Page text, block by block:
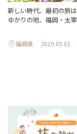
新しい時代、最初の旅は
ゆかりの地、福岡・太
福岡県 2019.05.01